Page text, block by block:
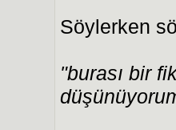
Söylerken
"burası bir